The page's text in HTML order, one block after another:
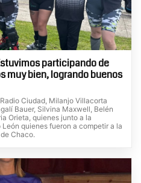
participando de
muy bien, logrando buenos
Ciudad, Milanjo Villacorta
Bauer, Silvina Maxwell, Belén
Orieta, quienes junto a la
quienes fueron a competir a la
Chaco.